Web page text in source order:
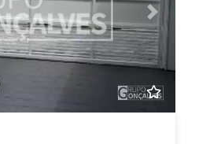
Next